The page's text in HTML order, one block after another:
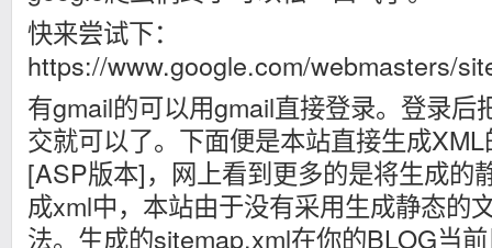
快来尝试下：
https://www.google.com/webmasters/
有gmail的可以用gmail直接登录。登录后
交就可以了。下面便是本站直接生成
[ASP版本]， 网上看到更多的是将生成的
成xml中，本站由于没有采用生成静态的
法。生成的sitemap.xml在你的BLOG当